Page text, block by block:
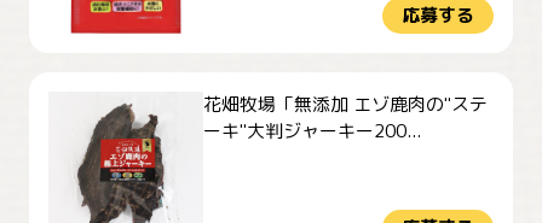
応募する
花畑牧場「無添加 エゾ鹿肉の"ステ
ーキ"大判ジャーキー200...